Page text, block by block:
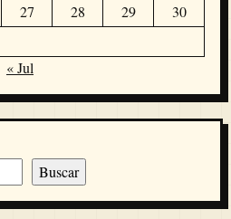
27 28 29
30
« Jul
Buscar